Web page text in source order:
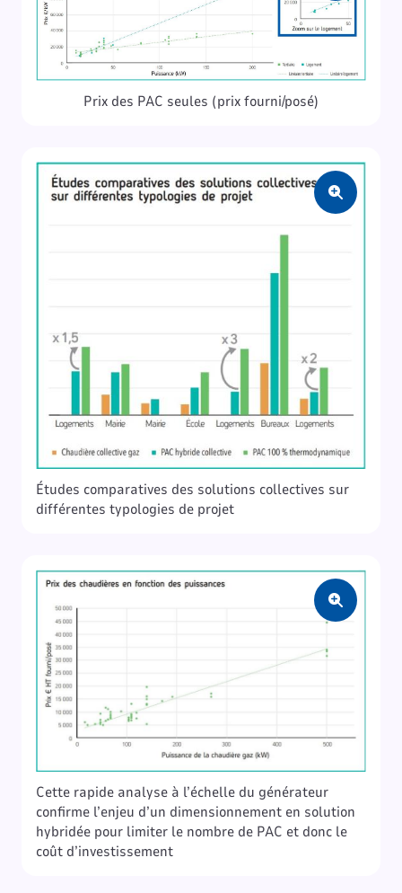
Prix des PAC seules (prix fourni/posé)
Zoom
Études comparatives des solutions collectives sur
différentes typologies de projet
Zoom
Cette rapide analyse à l’échelle du générateur
confirme l’enjeu d’un dimensionnement en solution
hybridée pour limiter le nombre de PAC et donc le
coût d’investissement